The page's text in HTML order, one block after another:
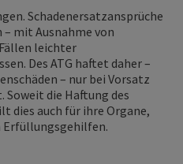
Schadenersatzansprüche
– mit Ausnahme von
leichter
Des ATG haftet daher –
– nur bei Vorsatz
Soweit die Haftung des
dies auch für ihre Organe,
Erfüllungsgehilfen.